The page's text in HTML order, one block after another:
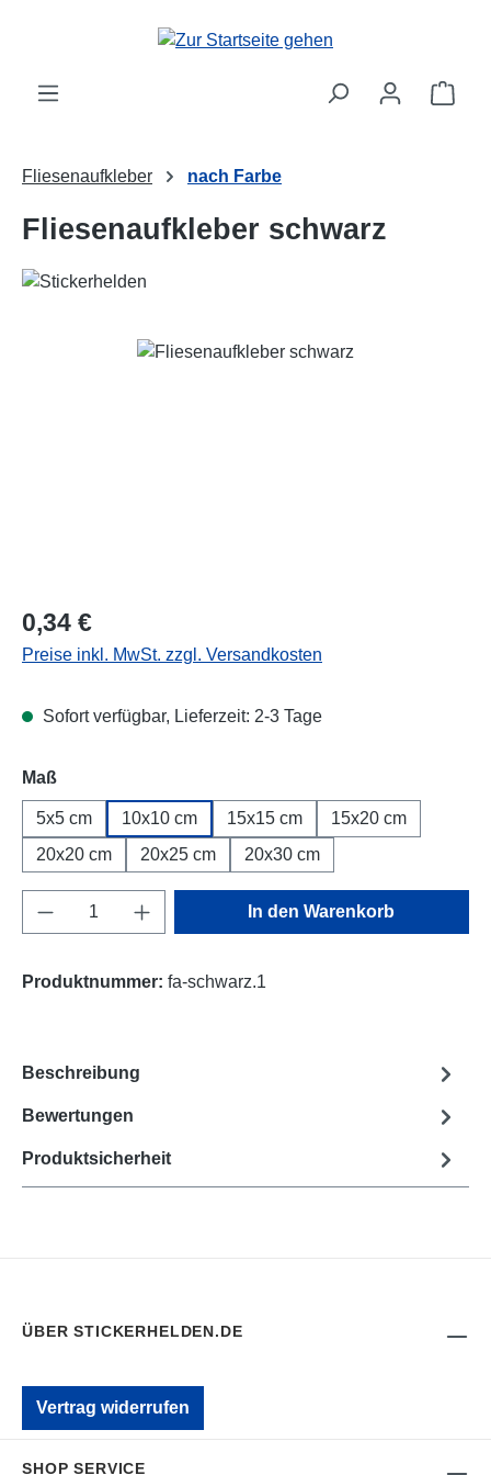
Zum Hauptinhalt springen
Fliesenaufkleber nach Farbe
Fliesenaufkleber schwarz
Bildergalerie überspringen
Regulärer Preis:
0,34 €
Preise inkl. MwSt. zzgl. Versandkosten
Sofort verfügbar, Lieferzeit: 2-3 Tage
Maß
5x5 cm 10x10 cm 15x15 cm
15x20 cm
20x20 cm
20x25 cm 20x30 cm
Produkt Anzahl: Gib den gewünschten
In den Warenkorb
Produktnummer: fa-schwarz.1
Beschreibung
Bewertungen
Produktsicherheit
ÜBER STICKERHELDEN.DE
Vertrag widerrufen
SHOP SERVICE